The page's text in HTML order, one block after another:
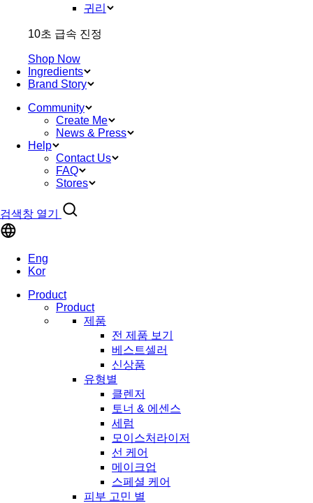
귀리
10초 급속 진정
Shop Now
Ingredients
Brand Story
Community
Create Me
News & Press
Help
Contact Us
FAQ
Stores
검색창 열기
Eng
Kor
Product
Product
제품
전 제품 보기
베스트셀러
신상품
유형별
클렌저
토너 & 에센스
세럼
모이스처라이저
선 케어
메이크업
스페셜 케어
피부 고민 별